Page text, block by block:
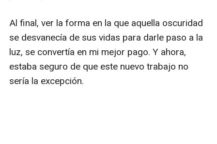
Al final, ver la forma en la que aquella oscuridad
se desvanecía de sus vidas para darle paso a la
luz, se convertía en mi mejor pago. Y ahora,
estaba seguro de que este nuevo trabajo no
sería la excepción.